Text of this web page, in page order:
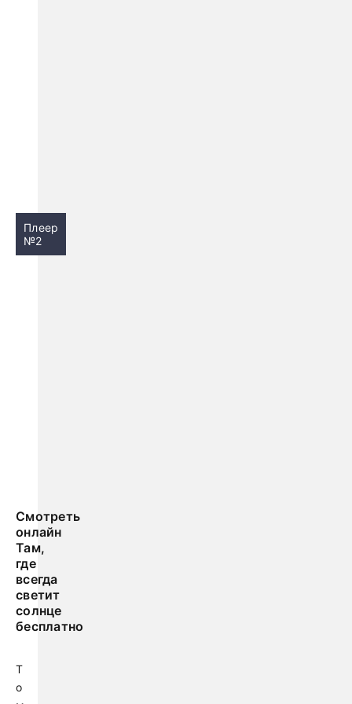
Плеер
№2
Смотреть
онлайн
Там,
где
всегда
светит
солнце
бесплатно
Т
о